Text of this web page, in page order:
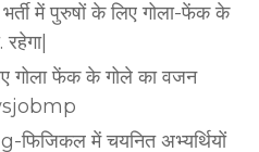
में पुरुषों के लिए गोला-फेंक के
गोला फेंक के गोले का वजन
में चयनित अभ्यर्थियों